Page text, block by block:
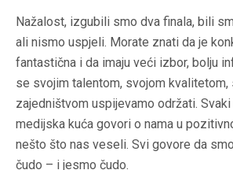
Nažalost, izgubili smo dva finala, bili
ali nismo uspjeli. Morate znati da je
fantastična i da imaju veći izbor, bolju
se svojim talentom, svojom kvalitetom,
zajedništvom uspijevamo održati.
medijska kuća govori o nama u
nešto što nas veseli. Svi govore da
čudo – i jesmo čudo.